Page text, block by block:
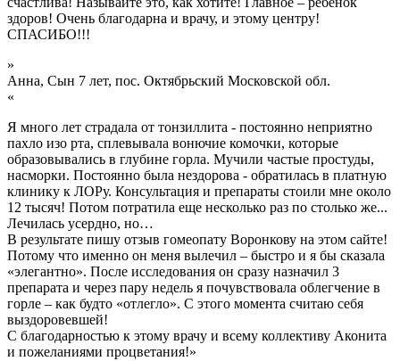
здоров! Очень благодарна и врачу, и этому центру!
СПАСИБО!!!
»
Анна, Сын 7 лет, пос. Октябрьский Московской обл.
«
Я много лет страдала от тонзиллита - постоянно неприятно
пахло изо рта, сплевывала вонючие комочки, которые
образовывались в глубине горла. Мучили частые простуды,
насморки. Постоянно была нездорова - обратилась в платную
клинику к ЛОРу. Консультация и препараты стоили мне около
12 тысяч! Потом потратила еще несколько раз по столько же...
Лечилась усердно, но…
В результате пишу отзыв гомеопату Воронкову на этом сайте!
Потому что именно он меня вылечил – быстро и я бы сказала
«элегантно». После исследования он сразу назначил 3
препарата и через пару недель я почувствовала облегчение в
горле – как будто «отлегло». С этого момента считаю себя
выздоровевшей!
С благодарностью к этому врачу и всему коллективу Аконита
и пожеланиями процветания!»